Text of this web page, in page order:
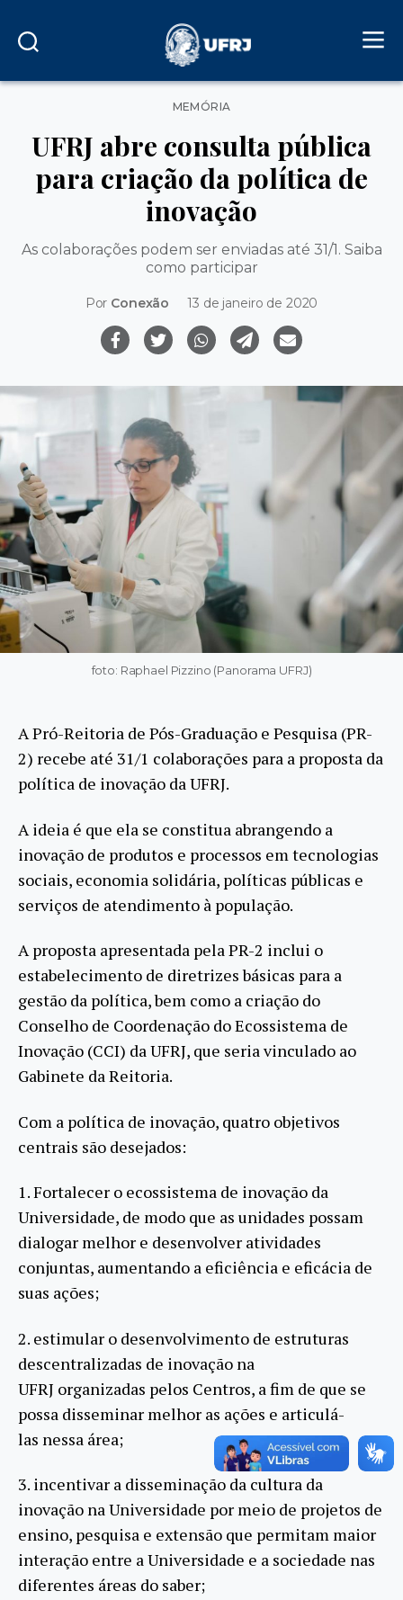
Categorias
MEMÓRIA
UFRJ abre consulta pública
para criação da política de
inovação
As colaborações podem ser enviadas até 31/1. Saiba
como participar
Por Conexão 13 de janeiro de 2020
foto: Raphael Pizzino (Panorama UFRJ)
A Pró-Reitoria de Pós-Graduação e Pesquisa (PR-
2) recebe até 31/1 colaborações para a proposta da
política de inovação da UFRJ.
A ideia é que ela se constitua abrangendo a
inovação de produtos e processos em tecnologias
sociais, economia solidária, políticas públicas e
serviços de atendimento à população.
A proposta apresentada pela PR-2 inclui o
estabelecimento de diretrizes básicas para a
gestão da política, bem como a criação do
Conselho de Coordenação do Ecossistema de
Inovação (CCI) da UFRJ, que seria vinculado ao
Gabinete da Reitoria.
Com a política de inovação, quatro objetivos
centrais são desejados:
1. Fortalecer o ecossistema de inovação da
Universidade, de modo que as unidades possam
dialogar melhor e desenvolver atividades
conjuntas, aumentando a eficiência e eficácia de
suas ações;
2. estimular o desenvolvimento de estruturas
descentralizadas de inovação na
UFRJ organizadas pelos Centros, a fim de que se
possa disseminar melhor as ações e articulá-
las nessa área;
3. incentivar a disseminação da cultura da
inovação na Universidade por meio de projetos de
ensino, pesquisa e extensão que permitam maior
interação entre a Universidade e a sociedade nas
diferentes áreas do saber;